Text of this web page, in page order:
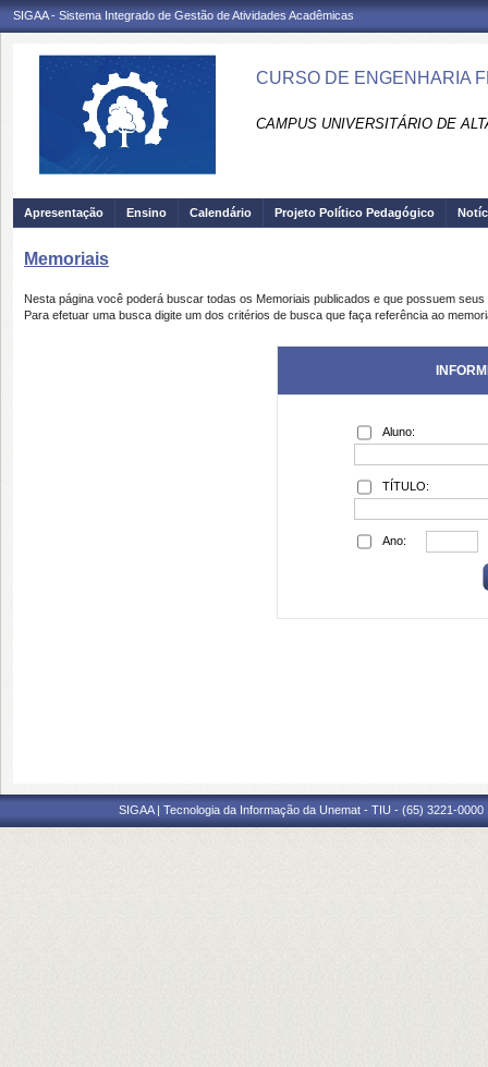
SIGAA - Sistema Integrado de Gestão de Atividades Acadêmicas
CURSO DE ENGENHARIA
CAMPUS UNIVERSITÁRIO DE
Apresentação Ensino Calendário Projeto Político Pedagógico
Memoriais
Nesta página você poderá buscar todas os Memoriais publicados e que possuem
Para efetuar uma busca digite um dos critérios de busca que faça referência ao
Aluno:
TÍTULO:
Ano:
SIGAA | Tecnologia da Informação da Unemat - TIU - (65) 3221-